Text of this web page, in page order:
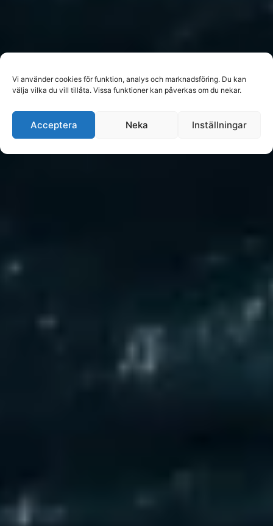
Vi använder cookies för funktion, analys och marknadsföring. Du kan
välja vilka du vill tillåta. Vissa funktioner kan påverkas om du nekar.
Acceptera Neka Inställningar